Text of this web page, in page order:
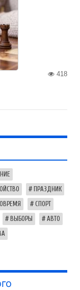
418
ПРАЗДНИК
СПОРТ
ВЫБОРЫ АВТО